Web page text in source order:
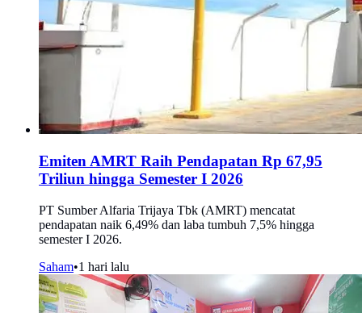
Emiten AMRT Raih Pendapatan Rp 67,95
Triliun hingga Semester I 2026
PT Sumber Alfaria Trijaya Tbk (AMRT) mencatat
pendapatan naik 6,49% dan laba tumbuh 7,5% hingga
semester I 2026.
Saham•1 hari lalu